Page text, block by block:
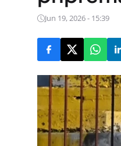
Jun 19, 2026 - 15:39